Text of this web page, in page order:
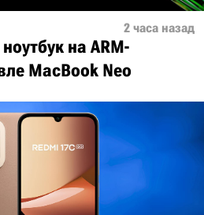
2 часа назад
на ARM-
MacBook Neo